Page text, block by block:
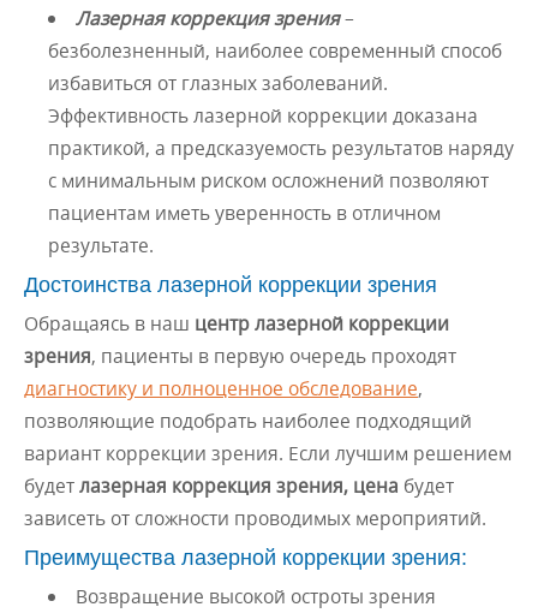
Лазерная коррекция зрения–
безболезненный, наиболее современный способ
избавиться от глазных заболеваний.
Эффективность лазерной коррекции доказана
практикой, а предсказуемость результатов наряду
с минимальным риском осложнений позволяют
пациентам иметь уверенность в отличном
результате.
Достоинства лазерной коррекции зрения
Обращаясь в наш центр лазерной коррекции
зрения, пациенты в первую очередь проходят
диагностику и полноценное обследование,
позволяющие подобрать наиболее подходящий
вариант коррекции зрения. Если лучшим решением
будетлазерная коррекция зрения, цена будет
зависеть от сложности проводимых мероприятий.
Преимущества лазерной коррекции зрения:
Возвращение высокой остроты зрения